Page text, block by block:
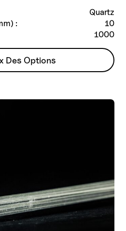
Quartz
:
10
1000
Des Options